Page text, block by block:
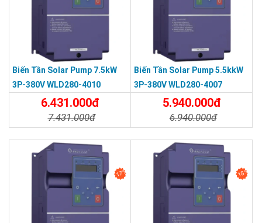
Biến Tần Solar Pump 7.5kW
3P-380V WLD280-4010
6.431.000đ
7.431.000đ
Biến Tần Solar Pump 5.5kkW
3P-380V WLD280-4007
5.940.000đ
6.940.000đ
17% 18%